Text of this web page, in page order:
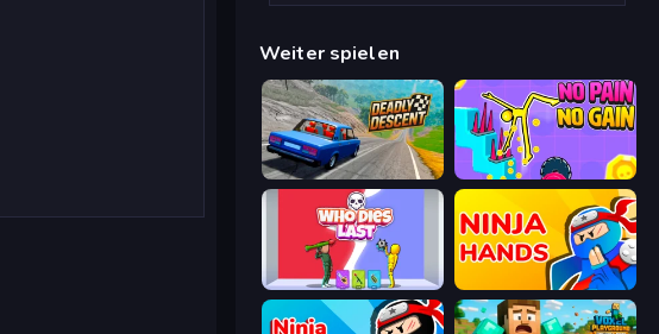
Weiter spielen
Deadly Descent No Pain No Gain - Ragdoll Sandbox
Who Dies Last? Ninja Hands